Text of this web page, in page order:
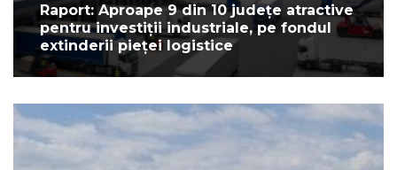
Raport: Aproape 9 din 10 județe atractive
pentru investiții industriale, pe fondul
extinderii pieței logistice